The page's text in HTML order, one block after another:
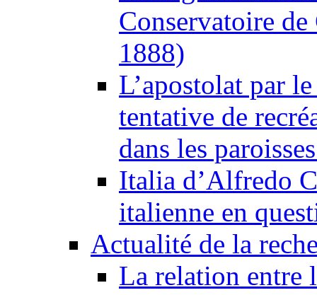
Conservatoire
1888)
L’apostolat par
tentative de
dans les
Italia d’Alfredo
italienne en
Actualité de la
La relation entre